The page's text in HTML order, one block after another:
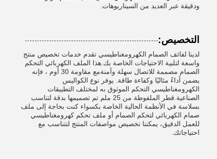
ودقيقة عبر العديد من السيناريوهات.
التخصيص:
لدينا لفائف الصمام الكهرومغناطيسي تقدم خدمات تخصيص منتج
واسعة لتلبية الاحتياجات الخاصة بك.هذا الملف الكهربائي التحكم
الصمام مصممة للاتصال سهلة وآمنةمع مقاومة 30 أوم ، فإنه
يضمن أداءً مثاليًا وكفاءة طاقة. يوفر نوع الكواليس
الكهرومغناطيسي التحكم الموثوق به لمختلف التطبيقات
الصناعية.قطر الملفوطة من 25 ملم تم تصميمها بدقة لتناسب
بسلاسة في الأنظمة الحالية الخاصة بكسواء كنت بحاجة إلى ملف
صمام الكهربائي لتحكم الصمام أو ملف تحكم كهرومغناطيسي
للعمل الدقيق، يمكننا تخصيص مواصفات المنتج لتتناسب مع
احتياجاتك.